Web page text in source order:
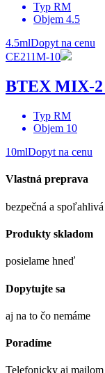
Typ RM
Objem 4.5
4.5mlDopyt na cenu
CE211M-10
BTEX MIX-2
Typ RM
Objem 10
10mlDopyt na cenu
Vlastná preprava
bezpečná a spoľahlivá
Produkty skladom
posielame hneď
Dopytujte sa
aj na to čo nemáme
Poradíme
Telefonicky aj mailom